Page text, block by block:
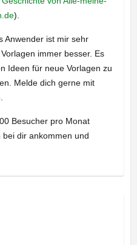
).
Anwender ist mir sehr
immer besser. Es
Ideen für neue Vorlagen zu
Melde dich gerne mit
Besucher pro Monat
bei dir ankommen und